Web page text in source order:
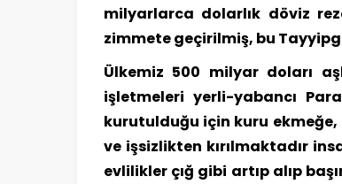
milyarlarca dolarlık döviz
zimmete geçirilmiş, bu
Ülkemiz 500 milyar doları
işletmeleri yerli-yabancı
kurutulduğu için kuru ekmeğe,
ve işsizlikten kırılmaktadır
evlilikler çığ gibi artıp alıp